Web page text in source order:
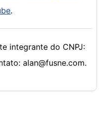
.
integrante do CNPJ:
alan@fusne.com.